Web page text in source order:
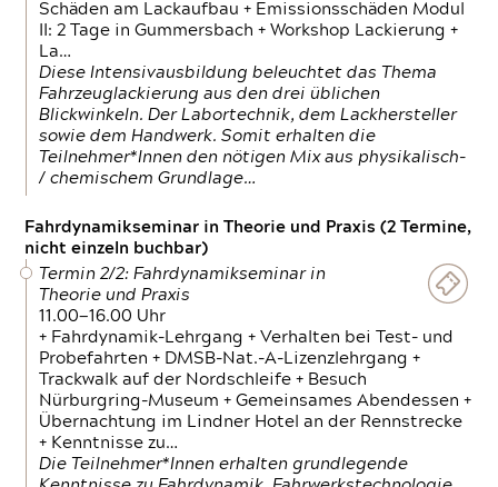
Schäden am Lackaufbau + Emissionsschäden Modul
II: 2 Tage in Gummersbach + Workshop Lackierung +
La…
Diese Intensivausbildung beleuchtet das Thema
Fahrzeuglackierung aus den drei üblichen
Blickwinkeln. Der Labortechnik, dem Lackhersteller
sowie dem Handwerk. Somit erhalten die
Teilnehmer*Innen den nötigen Mix aus physikalisch-
/ chemischem Grundlage…
Fahrdynamikseminar in Theorie und Praxis (2 Termine,
nicht einzeln buchbar)
Termin 2/2: Fahrdynamikseminar in
Theorie und Praxis
11.00—16.00 Uhr
+ Fahrdynamik-Lehrgang + Verhalten bei Test- und
Probefahrten + DMSB-Nat.-A-Lizenzlehrgang +
Trackwalk auf der Nordschleife + Besuch
Nürburgring-Museum + Gemeinsames Abendessen +
Übernachtung im Lindner Hotel an der Rennstrecke
+ Kenntnisse zu…
Die Teilnehmer*Innen erhalten grundlegende